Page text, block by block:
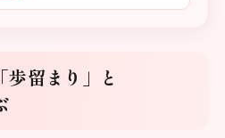
歩留まり」と